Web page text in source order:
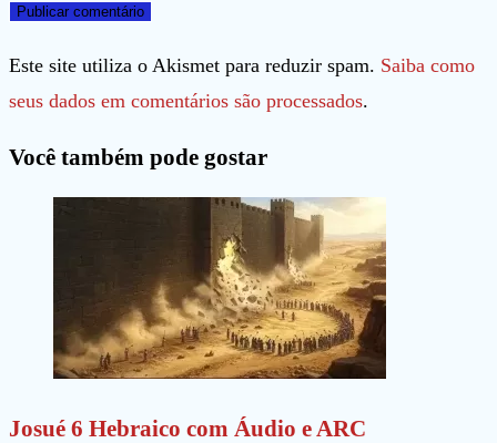
nome
de
usuário
comentar
de
e-
mail
comentar
URL
do
seu
(opcional)
Este site utiliza o Akismet para reduzir spam. Saiba como
seus dados em comentários são processados.
Você também pode gostar
Josué 6 Hebraico com Áudio e ARC